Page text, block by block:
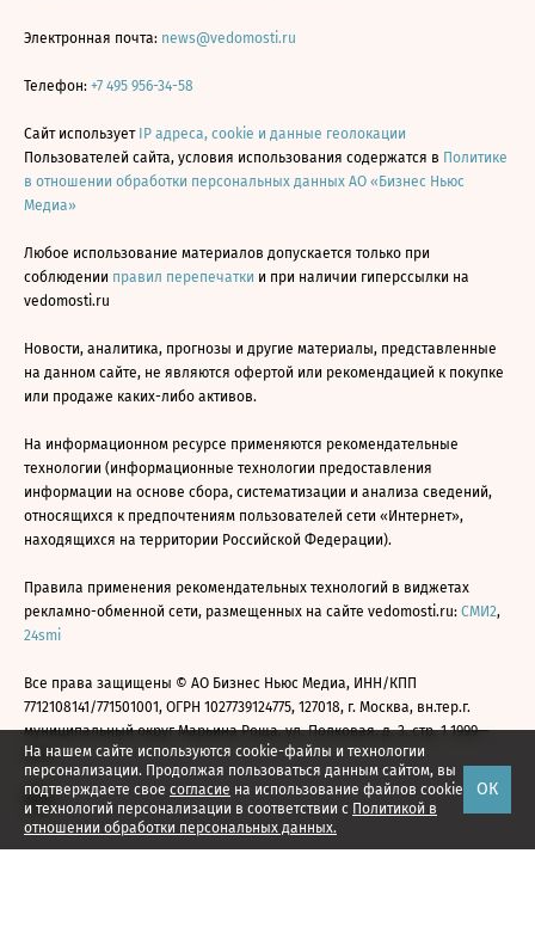
На нашем сайте используются cookie-файлы и технологии
персонализации. Продолжая пользоваться данным сайтом, вы
подтверждаете свое согласие на использование файлов cookie
и технологий персонализации в соответствии с Политикой в
отношении обработки персональных данных.
ОК
Электронная почта: news@vedomosti.ru
Телефон: +7 495 956-34-58
Сайт использует IP адреса, cookie и данные геолокации
Пользователей сайта, условия использования содержатся в Политике
в отношении обработки персональных данных АО «Бизнес Ньюс
Медиа»
Любое использование материалов допускается только при
соблюдении правил перепечатки и при наличии гиперссылки на
vedomosti.ru
Новости, аналитика, прогнозы и другие материалы, представленные
на данном сайте, не являются офертой или рекомендацией к покупке
или продаже каких-либо активов.
На информационном ресурсе применяются рекомендательные
технологии (информационные технологии предоставления
информации на основе сбора, систематизации и анализа сведений,
относящихся к предпочтениям пользователей сети «Интернет»,
находящихся на территории Российской Федерации).
Правила применения рекомендательных технологий в виджетах
рекламно-обменной сети, размещенных на сайте vedomosti.ru: СМИ2,
24smi
Все права защищены © АО Бизнес Ньюс Медиа, ИНН/КПП
7712108141/771501001, ОГРН 1027739124775, 127018, г. Москва, вн.тер.г.
муниципальный округ Марьина Роща, ул. Полковая, д. 3, стр. 1 1999—
2026